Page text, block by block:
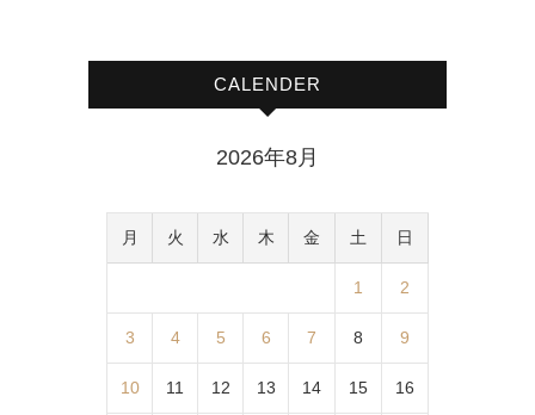
CALENDER
2026年8月
月 火 水 木 金 土 日
1 2
3 4 5 6 7 8 9
10 11 12 13 14 15 16